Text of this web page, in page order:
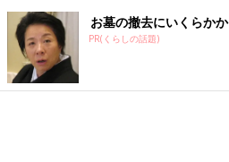
お墓の撤去にいくらか
PR(くらしの話題)